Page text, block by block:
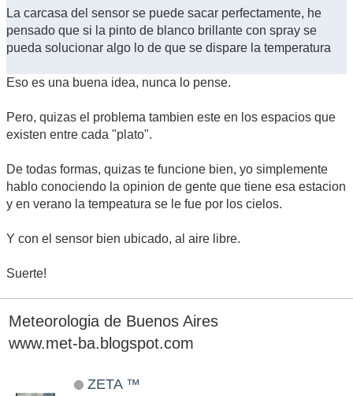
La carcasa del sensor se puede sacar perfectamente, he
pensado que si la pinto de blanco brillante con spray se
pueda solucionar algo lo de que se dispare la temperatura
Eso es una buena idea, nunca lo pense.
Pero, quizas el problema tambien este en los espacios que
existen entre cada "plato".
De todas formas, quizas te funcione bien, yo simplemente
hablo conociendo la opinion de gente que tiene esa estacion
y en verano la tempeatura se le fue por los cielos.
Y con el sensor bien ubicado, al aire libre.
Suerte!
Meteorologia de Buenos Aires
www.met-ba.blogspot.com
ZETA ™